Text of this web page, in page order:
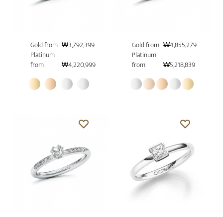
Gold from ₩3,792,399
Platinum
from
₩4,220,999
Gold from ₩4,855,279
Platinum
from
₩5,218,839